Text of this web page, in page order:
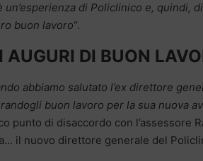
un’esperienza di Policlinico e, quindi,
buon lavoro“.
AUGURI DI BUON
abbiamo salutato l’ex direttore
buon lavoro per la sua nuova
punto di disaccordo con
il nuovo direttore generale del